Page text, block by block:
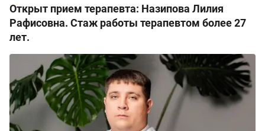
Открыт прием терапевта: Назипова Лилия
Рафисовна. Стаж работы терапевтом более 27
лет.